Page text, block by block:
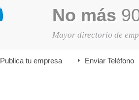
No más
Mayor directorio de
Publica tu empresa Enviar Teléfono